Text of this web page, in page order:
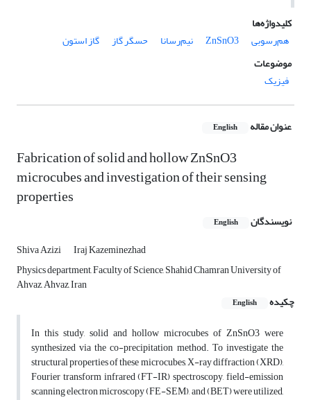
کلیدواژه‌ها
هم‌رسوبی
ZnSnO3 نیم‌رسانا حسگر گاز
گاز استون
موضوعات
فیزیک
عنوان مقاله English
Fabrication of solid and hollow ZnSnO3
microcubes and investigation of their sensing
properties
نویسندگان English
Shiva Azizi
Iraj Kazeminezhad
Physics department, Faculty of Science, Shahid Chamran University of
Ahvaz, Ahvaz, Iran
چکیده
English
In this study, solid and hollow microcubes of ZnSnO3 were
synthesized via the co-precipitation method. To investigate the
structural properties of these microcubes, X-ray diffraction (XRD),
Fourier transform infrared (FT-IR) spectroscopy, field-emission
scanning electron microscopy (FE-SEM), and (BET) were utilized,